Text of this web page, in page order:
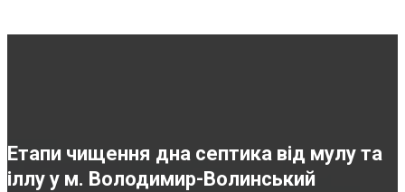
Етапи чищення дна септика від мулу та
іллу у м. Володимир-Волинський